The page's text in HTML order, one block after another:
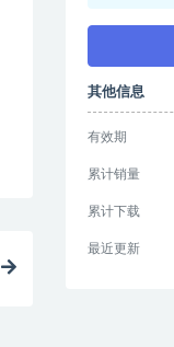
其他信息
有效期
累计销量
累计下载
最近更新